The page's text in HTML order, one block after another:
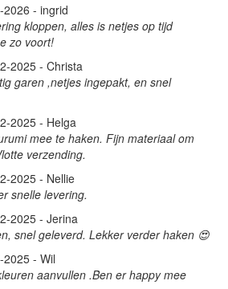
2026 - ingrid
kloppen, alles is netjes op tijd
zo voort!
2025 - Christa
garen ,netjes ingepakt, en snel
2025 - Helga
mee te haken. Fijn materiaal om
verzending.
2025 - Nellie
snelle levering.
2025 - Jerina
snel geleverd. Lekker verder haken 😍
2025 - Wil
aanvullen .Ben er happy mee